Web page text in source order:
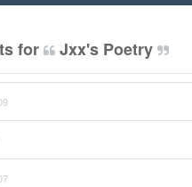
for Jxx's Poetry